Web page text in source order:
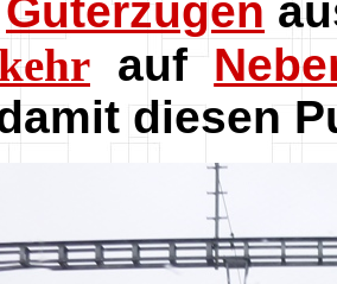
Güterzügen
auf
diesen